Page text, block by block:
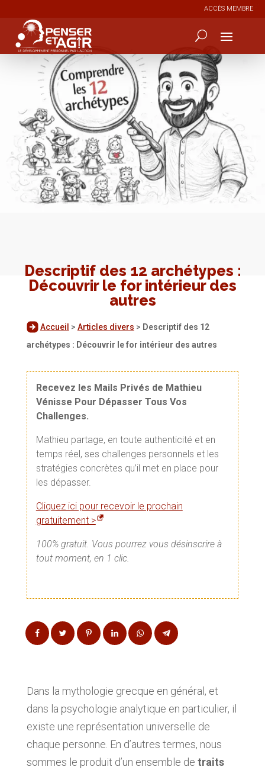
ACCÈS MEMBRE
Descriptif des 12 archétypes :
Découvrir le for intérieur des
autres
Accueil > Articles divers > Descriptif des 12
archétypes : Découvrir le for intérieur des autres
Recevez les Mails Privés de Mathieu
Vénisse Pour Dépasser Tous Vos
Challenges.
Mathieu partage, en toute authenticité et en
temps réel, ses challenges personnels et les
stratégies concrètes qu’il met en place pour
les dépasser.
Cliquez ici pour recevoir le prochain
gratuitement >
100% gratuit. Vous pourrez vous désinscrire à
tout moment, en 1 clic.
Dans la mythologie grecque en général, et
dans la psychologie analytique en particulier, il
existe une représentation universelle de
chaque personne. En d’autres termes, nous
sommes le produit d’un ensemble de traits